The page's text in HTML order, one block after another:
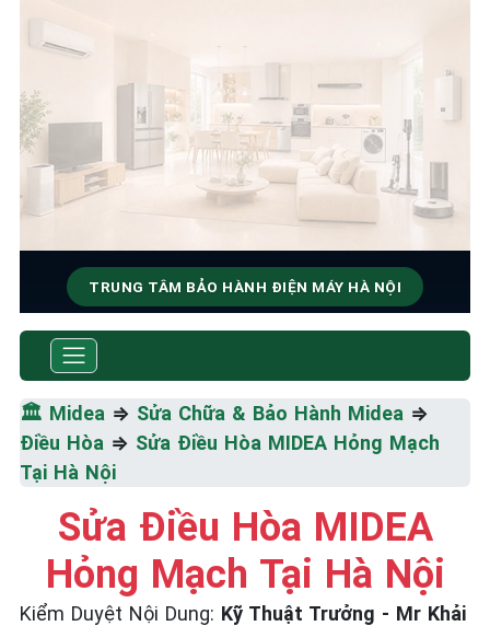
TRUNG TÂM BẢO HÀNH ĐIỆN MÁY HÀ NỘI
SỬA CHỮA & BẢO HÀNH
MIDEA
Tốc Độ Tối Đa • Chất Lượng Tối Ưu • Chi Phí Tối
Thiểu
☎️ 09.86.85.89.22
🏛️ Midea ⇒ Sửa Chữa & Bảo Hành Midea ⇒
Điều Hòa ⇒ Sửa Điều Hòa MIDEA Hỏng Mạch
Tại Hà Nội
Sửa Điều Hòa MIDEA
Hỏng Mạch Tại Hà Nội
Kiểm Duyệt Nội Dung: Kỹ Thuật Trưởng - Mr Khải